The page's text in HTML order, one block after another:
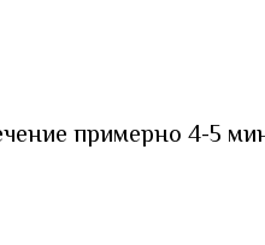
примерно 4-5